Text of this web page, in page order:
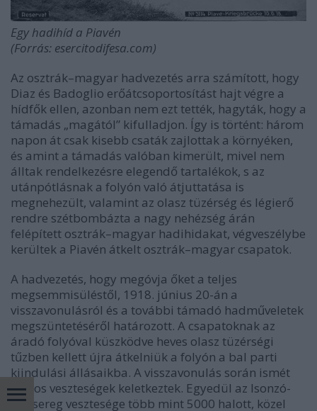
Egy hadihíd a Piavén
(Forrás: esercitodifesa.com)
Az osztrák–magyar hadvezetés arra számított, hogy
Diaz és Badoglio erőátcsoportosítást hajt végre a
hídfők ellen, azonban nem ezt tették, hagyták, hogy a
támadás „magától” kifulladjon. Így is történt: három
napon át csak kisebb csaták zajlottak a környéken,
és amint a támadás valóban kimerült, mivel nem
álltak rendelkezésre elegendő tartalékok, s az
utánpótlásnak a folyón való átjuttatása is
megnehezült, valamint az olasz tüzérség és légierő
rendre szétbombázta a nagy nehézség árán
felépített osztrák–magyar hadihidakat, végveszélybe
kerültek a Piavén átkelt osztrák–magyar csapatok.
A hadvezetés, hogy megóvja őket a teljes
megsemmisüléstől, 1918. június 20-án a
visszavonulásról és a további támadó hadműveletek
megszüntetéséről határozott. A csapatoknak az
áradó folyóval küszködve heves olasz tüzérségi
tűzben kellett újra átkelniük a folyón a bal parti
kiindulási állásaikba. A visszavonulás során ismét
súlyos veszteségek keletkeztek. Egyedül az Isonzó-
hadsereg vesztesége több mint 5000 halott, közel